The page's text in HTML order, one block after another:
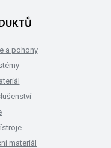
a pohony
materiál